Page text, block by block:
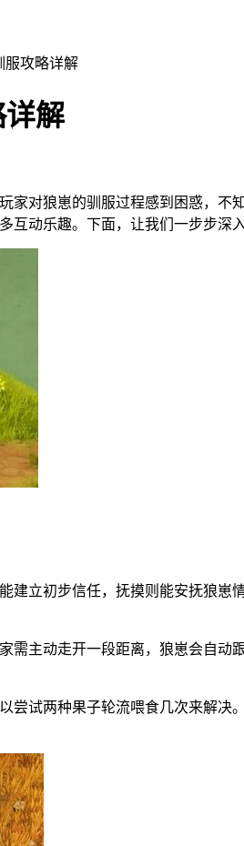
服攻略详解
解
家对狼崽的驯服过程感到困惑，
动乐趣。下面，让我们一步步深
建立初步信任，抚摸则能安抚狼
主动走开一段距离，狼崽会自
试两种果子轮流喂食几次来解